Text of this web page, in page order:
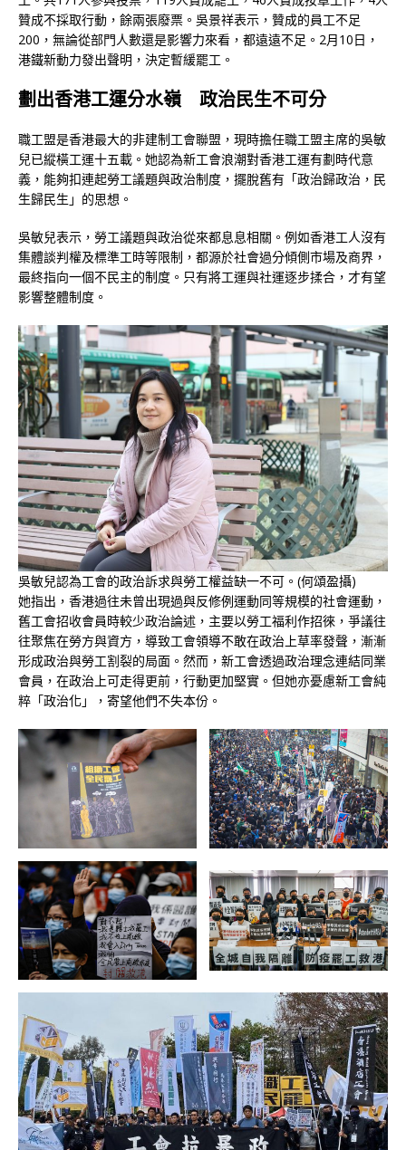
贊成不採取行動，餘兩張廢票。吳景祥表示，贊成的員工不足
200，無論從部門人數還是影響力來看，都遠遠不足。2月10日，
港鐵新動力發出聲明，決定暫緩罷工。
劃出香港工運分水嶺 政治民生不可分
職工盟是香港最大的非建制工會聯盟，現時擔任職工盟主席的吳敏
兒已縱橫工運十五載。她認為新工會浪潮對香港工運有劃時代意
義，能夠扣連起勞工議題與政治制度，擺脫舊有「政治歸政治，民
生歸民生」的思想。
吳敏兒表示，勞工議題與政治從來都息息相關。例如香港工人沒有
集體談判權及標準工時等限制，都源於社會過分傾側市場及商界，
最終指向一個不民主的制度。只有將工運與社運逐步揉合，才有望
影響整體制度。
吳敏兒認為工會的政治訴求與勞工權益缺一不可。(何頌盈攝)
她指出，香港過往未曾出現過與反修例運動同等規模的社會運動，
舊工會招收會員時較少政治論述，主要以勞工福利作招徠，爭議往
往聚焦在勞方與資方，導致工會領導不敢在政治上草率發聲，漸漸
形成政治與勞工割裂的局面。然而，新工會透過政治理念連結同業
會員，在政治上可走得更前，行動更加堅實。但她亦憂慮新工會純
粹「政治化」，寄望他們不失本份。